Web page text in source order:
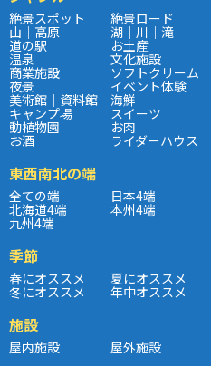
絶景スポット 絶景ロード
山｜高原 湖｜川｜滝
道の駅 お土産
温泉 文化施設
商業施設 ソフトクリーム
夜景 イベント体験
美術館｜資料館 海鮮
キャンプ場 スイーツ
動植物園 お肉
お酒 ライダーハウス
東西南北の端
全ての端 日本4端
北海道4端 本州4端
九州4端
季節
春にオススメ 夏にオススメ
冬にオススメ 年中オススメ
施設
屋内施設 屋外施設